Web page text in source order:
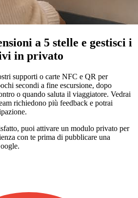
a 5 stelle e gestisci i
in privato
supporti o carte NFC e QR per
secondi a fine escursione, dopo
o quando saluta il viaggiatore. Vedrai
richiedono più feedback e potrai
puoi attivare un modulo privato per
con te prima di pubblicare una